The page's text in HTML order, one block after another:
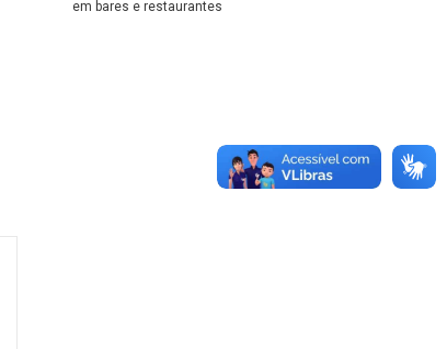
em bares e restaurantes